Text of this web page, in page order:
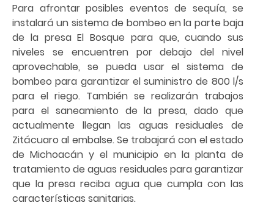
Para afrontar posibles eventos de sequía, se
instalará un sistema de bombeo en la parte baja
de la presa El Bosque para que, cuando sus
niveles se encuentren por debajo del nivel
aprovechable, se pueda usar el sistema de
bombeo para garantizar el suministro de 800 l/s
para el riego. También se realizarán trabajos
para el saneamiento de la presa, dado que
actualmente llegan las aguas residuales de
Zitácuaro al embalse. Se trabajará con el estado
de Michoacán y el municipio en la planta de
tratamiento de aguas residuales para garantizar
que la presa reciba agua que cumpla con las
características sanitarias.